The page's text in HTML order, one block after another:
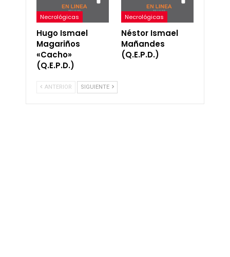
Necrológicas
Hugo Ismael
Magariños
«Cacho»
(Q.E.P.D.)
Necrológicas
Néstor Ismael
Mañandes
(Q.E.P.D.)
ANTERIOR SIGUIENTE